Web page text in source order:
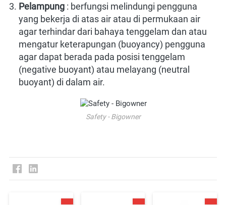
Pelampung : berfungsi melindungi pengguna
yang bekerja di atas air atau di permukaan air
agar terhindar dari bahaya tenggelam dan atau
mengatur keterapungan (buoyancy) pengguna
agar dapat berada pada posisi tenggelam
(negative buoyant) atau melayang (neutral
buoyant) di dalam air.
Safety - Bigowner